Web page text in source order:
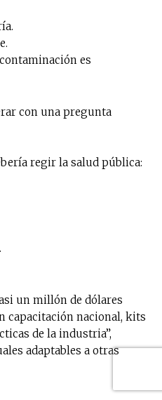
es
con una pregunta
regir la salud pública:
un millón de dólares
capacitación nacional, kits
de la industria”,
adaptables a otras